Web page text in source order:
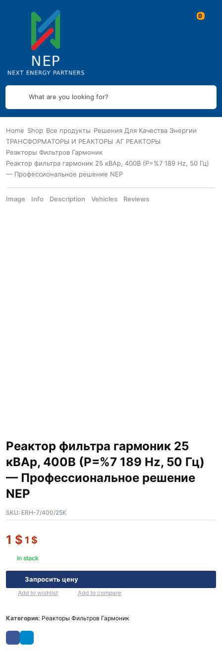
What are you looking for?
Home Shop Все продукты Решения Для Качества Энергии
ТРАНСФОРМАТОРЫ И РЕАКТОРЫ АГ РЕАКТОРЫ
Реакторы Фильтров Гармоник
Реактор фильтра гармоник 25 кВАр, 400В (P=%7 189 Hz, 50 Гц)
— Профессиональное решение NEP
Image Info Description Vehicles Reviews
Реактор фильтра гармоник 25
кВАр, 400В (P=%7 189 Hz, 50 Гц)
— Профессиональное решение
NEP
SKU: ERH-7/400/25K
1 $ 1 $
In stock
Запросить цену
Add to wishlist Add to compare
Категория: Реакторы Фильтров Гармоник